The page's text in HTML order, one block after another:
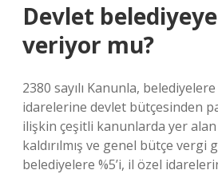
Devlet
veriyor mu?
2380 sayılı Kanunla,
idarelerine devlet bütçesinden
ilişkin çeşitli kanunlarda yer
kaldırılmış ve genel bütçe vergi
belediyelere %5’i, il özel